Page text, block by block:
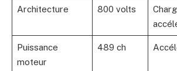
Architecture 800 volts
Puissance
moteur
489 ch